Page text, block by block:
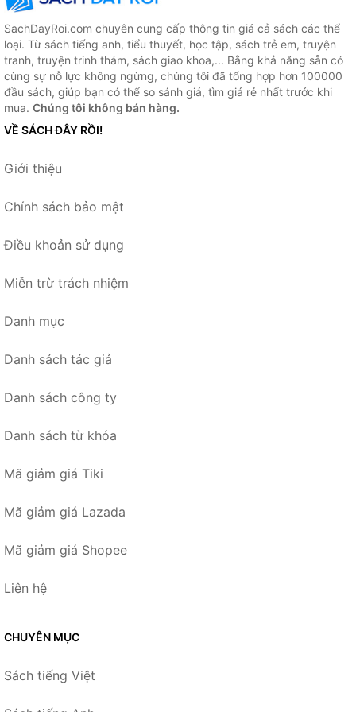
SachDayRoi.com chuyên cung cấp thông tin giá cả sách các thể
loại. Từ sách tiếng anh, tiểu thuyết, học tập, sách trẻ em, truyện
tranh, truyện trinh thám, sách giao khoa,... Bằng khả năng sẵn có
cùng sự nỗ lực không ngừng, chúng tôi đã tổng hợp hơn 100000
đầu sách, giúp bạn có thể so sánh giá, tìm giá rẻ nhất trước khi
mua. Chúng tôi không bán hàng.
VỀ SÁCH ĐÂY RỒI!
Giới thiệu
Chính sách bảo mật
Điều khoản sử dụng
Miễn trừ trách nhiệm
Danh mục
Danh sách tác giả
Danh sách công ty
Danh sách từ khóa
Mã giảm giá Tiki
Mã giảm giá Lazada
Mã giảm giá Shopee
Liên hệ
CHUYÊN MỤC
Sách tiếng Việt